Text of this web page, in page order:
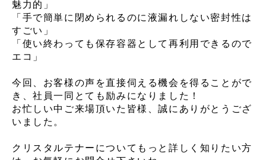
魅力的」
「手で簡単に閉められるのに液漏れしない密封性は
すごい」
「使い終わっても保存容器として再利用できるので
エコ」
今回、お客様の声を直接伺える機会を得ることがで
き、社員一同とても励みになりました！
お忙しい中ご来場頂いた皆様、誠にありがとうござ
いました。
クリスタルテナーについてもっと詳しく知りたい方